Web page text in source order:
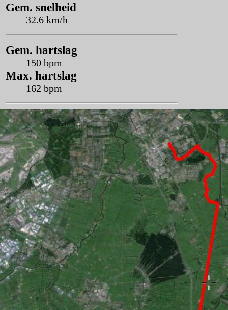
Gem. snelheid
32.6 km/h
Gem. hartslag
150 bpm
Max. hartslag
162 bpm